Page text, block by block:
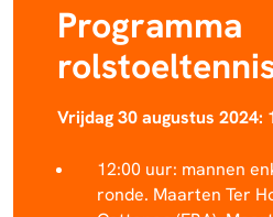
Programma
Vrijdag 30 augustus 2024:
12:00 uur: mannen
ronde. Maarten Ter